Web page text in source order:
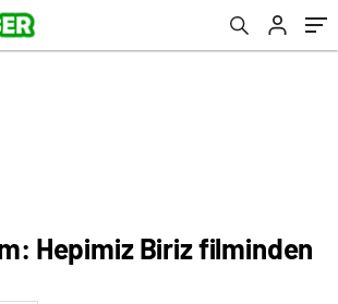
Hepimiz Biriz filminden